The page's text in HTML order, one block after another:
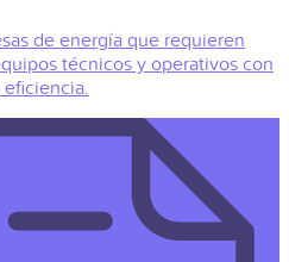
de energía que requieren
técnicos y operativos con